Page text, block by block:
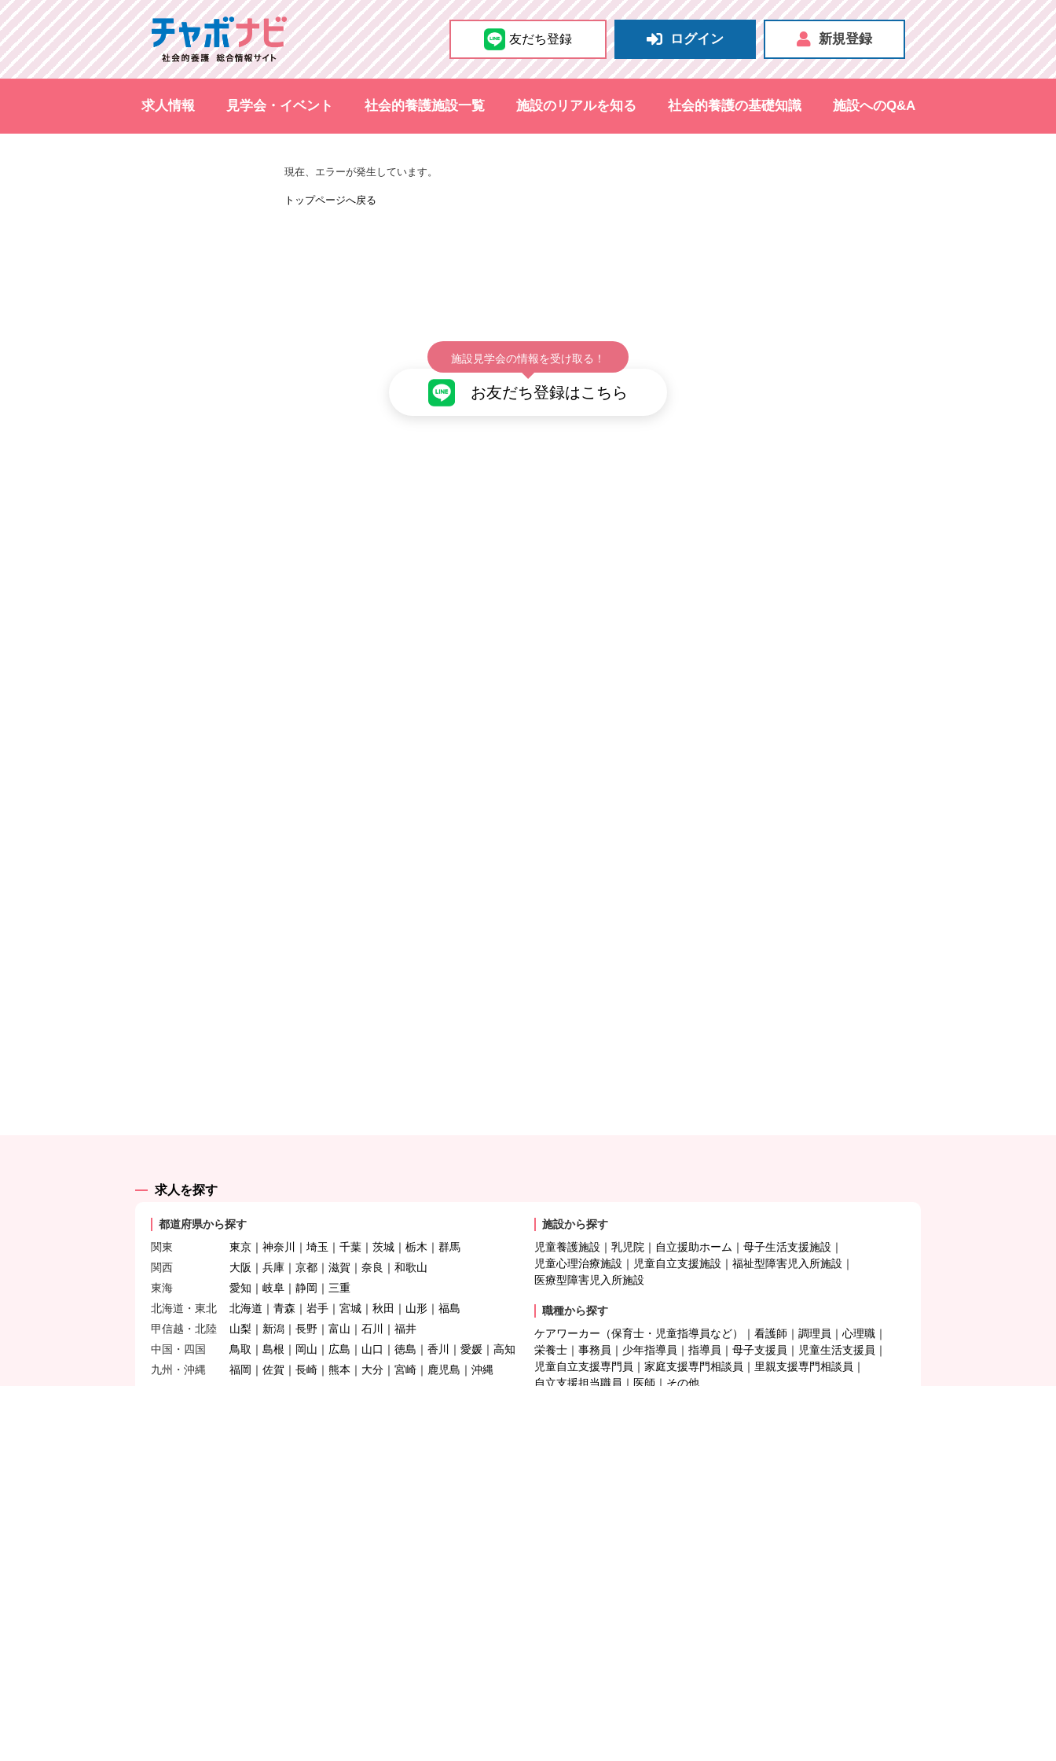
友だち登録 ログイン 新規登録
求人情報 見学会・イベント 社会的養護施設一覧 施設のリアルを知る 社会的養護の基礎知識 施設へのQ&A
現在、エラーが発生しています。
トップページへ戻る
施設見学会の情報を受け取る！
お友だち登録はこちら
求人を探す
都道府県から探す
関東
東京 神奈川 埼玉 千葉 茨城 栃木
群馬
関西
大阪 兵庫 京都 滋賀 奈良
和歌山
東海
愛知 岐阜 静岡
三重
北海道・東北
北海道 青森 岩手 宮城 秋田 山形
福島
甲信越・北陸
山梨 新潟 長野 富山 石川
福井
中国・四国
鳥取 島根 岡山 広島 山口 徳島 香川 愛媛
高知
九州・沖縄
福岡 佐賀 長崎 熊本 大分 宮崎 鹿児島 沖縄
施設から探す
児童養護施設
乳児院 自立援助ホーム
母子生活支援施設
児童心理治療施設
児童自立支援施設
福祉型障害児入所施設
医療型障害児入所施設
職種から探す
ケアワーカー（保育士・児童指導員など）
看護師 調理員
心理職
栄養士
事務員 少年指導員 指導員 母子支援員
児童生活支援員
児童自立支援専門員
家庭支援専門相談員
里親支援専門相談員
自立支援担当職員
医師 その他